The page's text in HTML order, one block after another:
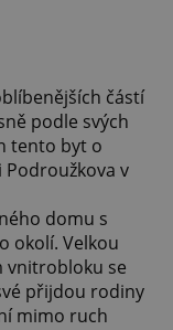
částí
podle svých
tento byt o
Podroužkova v
domu s
okolí. Velkou
vnitrobloku se
přijdou rodiny
mimo ruch